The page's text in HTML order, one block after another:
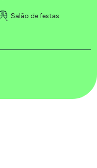
Salão de festas